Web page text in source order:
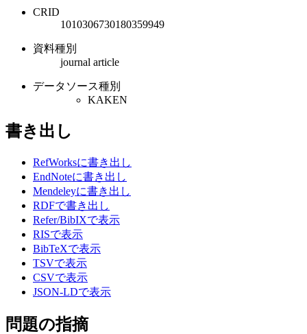
CRID
1010306730180359949
資料種別
journal article
データソース種別
KAKEN
書き出し
RefWorksに書き出し
EndNoteに書き出し
Mendeleyに書き出し
RDFで書き出し
Refer/BibIXで表示
RISで表示
BibTeXで表示
TSVで表示
CSVで表示
JSON-LDで表示
問題の指摘